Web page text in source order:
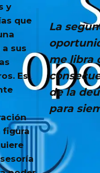
y
que
sus
Es
figura
La
me libra
de la
para